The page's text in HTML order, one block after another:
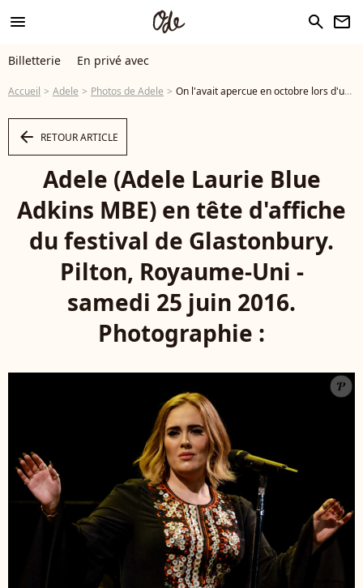
menu search newsletter
Billetterie En privé avec
Accueil Adele Photos de Adele On l'avait apercue en octobre lors d'un concert d'Adele à Las Vegas Adele (Adele Laurie Blue Adkins MBE) en tête d'affiche du festival de Glastonbury. Pilton, Royaume-Uni - samedi 25 juin 2016. Photographie : © Photoshot, /PCN/ABACAPRESS.COM - Photo
arrow_left RETOUR ARTICLE
Adele (Adele Laurie Blue
Adkins MBE) en tête d'affiche
du festival de Glastonbury.
Pilton, Royaume-Uni -
samedi 25 juin 2016.
Photographie :